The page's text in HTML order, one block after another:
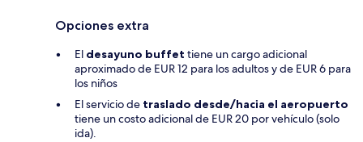
Opciones extra
El desayuno buffet tiene un cargo adicional
aproximado de EUR 12 para los adultos y de EUR 6 para
los niños
El servicio de traslado desde/hacia el aeropuerto
tiene un costo adicional de EUR 20 por vehículo (solo
ida).